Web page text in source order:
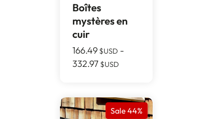
Boîtes
mystères en
cuir
166.49 $USD -
332.97 $USD
Sale 44%